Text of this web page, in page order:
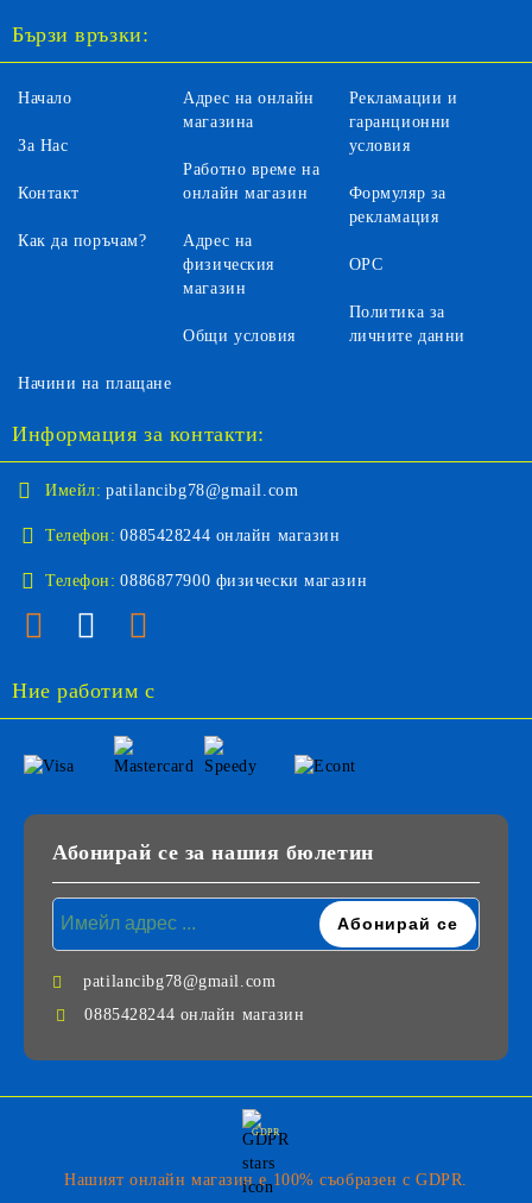
Бързи връзки:
Начало
За Нас
Контакт
Как да поръчам?
Адрес на онлайн
магазина
Работно време на
онлайн магазин
Адрес на
физическия
магазин
Общи условия
Рекламации и
гаранционни
условия
Формуляр за
рекламация
ОРС
Политика за
личните данни
Начини на плащане
Информация за контакти:
Имейл: patilancibg78@gmail.com
Телефон: 0885428244 онлайн магазин
Телефон: 0886877900 физически магазин
Ние работим с
Абонирай се за нашия бюлетин
patilancibg78@gmail.com
0885428244 онлайн магазин
GDPR
Нашият онлайн магазин е 100% съобразен с GDPR.